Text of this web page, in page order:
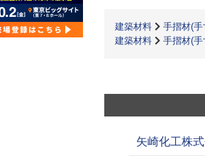
建築材料 手摺材(
建築材料
手摺材(
矢崎化工株